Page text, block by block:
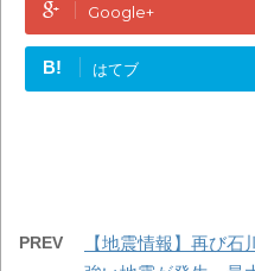
Google+
B! はてブ
PREV
【地震情報】再び